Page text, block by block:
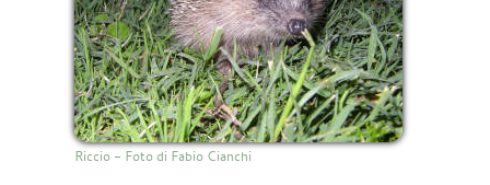
Riccio - Foto di Fabio Cianchi